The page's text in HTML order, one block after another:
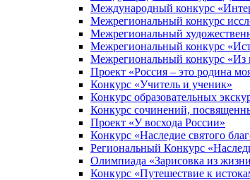
Международный конкурс
Межрегиональный конкурс
Межрегиональный
Межрегиональный конкурс
Межрегиональный конкурс «Из
Проект «Россия – это родина
Конкурс «Учитель и ученик»
Конкурс образовательных
Конкурс сочинений,
Проект «У восхода России»
Конкурс «Наследие святого
Региональный Конкурс
Олимпиада «Зарисовка из
Конкурс «Путешествие к